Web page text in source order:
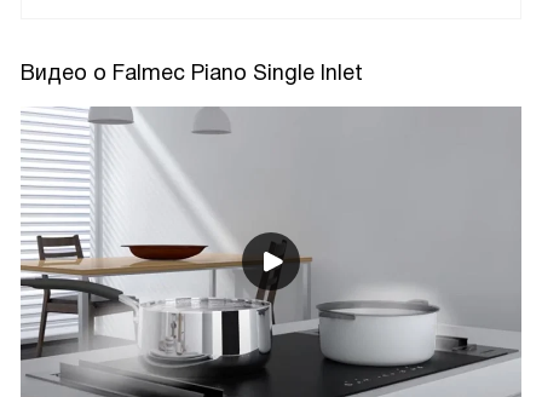
Видео о Falmec Piano Single Inlet